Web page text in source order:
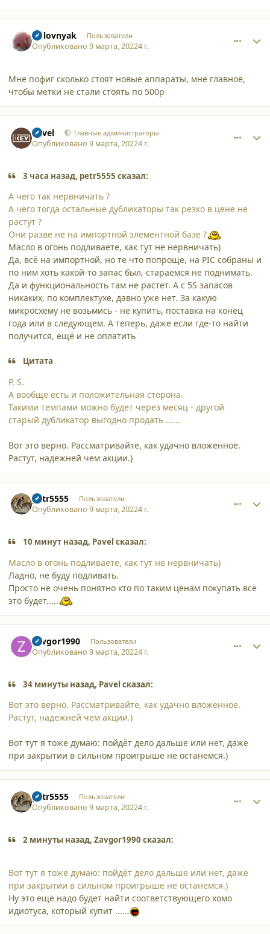
Golovnyak Пользователи
Опубликовано9 марта, 20224 г.
Мне пофиг сколько стоят новые аппараты, мне главное,
чтобы метки не стали стоять по 500р
Pavel Главные администраторы
Опубликовано9 марта, 20224 г.
3 часа назад, petr5555 сказал:
А чего так нервничать ?
А чего тогда остальные дубликаторы так резко в цене не
растут ?
Они разве не на импортной элементной базе ?
Масло в огонь подливаете, как тут не нервничать)
Да, всё на импортной, но те что попроще, на PIC собраны и
по ним хоть какой-то запас был, стараемся не поднимать.
Да и функциональность там не растет. А с 5S запасов
никаких, по комплектухе, давно уже нет. За какую
микросхему не возьмись - не купить, поставка на конец
года или в следующем. А теперь, даже если где-то найти
получится, ещё и не оплатить
Цитата
P. S.
А вообще есть и положительная сторона.
Такими темпами можно будет через месяц - другой
старый дубликатор выгодно продать ......
Вот это верно. Рассматривайте, как удачно вложенное.
Растут, надежней чем акции.)
petr5555 Пользователи
Опубликовано9 марта, 20224 г.
10 минут назад, Pavel сказал:
Масло в огонь подливаете, как тут не нервничать)
Ладно, не буду подливать.
Просто не очень понятно кто по таким ценам покупать всё
это будет.....
Zavgor1990 Пользователи
Опубликовано9 марта, 20224 г.
34 минуты назад, Pavel сказал:
Вот это верно. Рассматривайте, как удачно вложенное.
Растут, надежней чем акции.)
Вот тут я тоже думаю: пойдёт дело дальше или нет, даже
при закрытии в сильном проигрыше не останемся.)
petr5555 Пользователи
Опубликовано9 марта, 20224 г.
2 минуты назад, Zavgor1990 сказал:
Вот тут я тоже думаю: пойдёт дело дальше или нет, даже
при закрытии в сильном проигрыше не останемся.)
Ну это ещё надо будет найти соответствующего хомо
идиотуса, который купит ......